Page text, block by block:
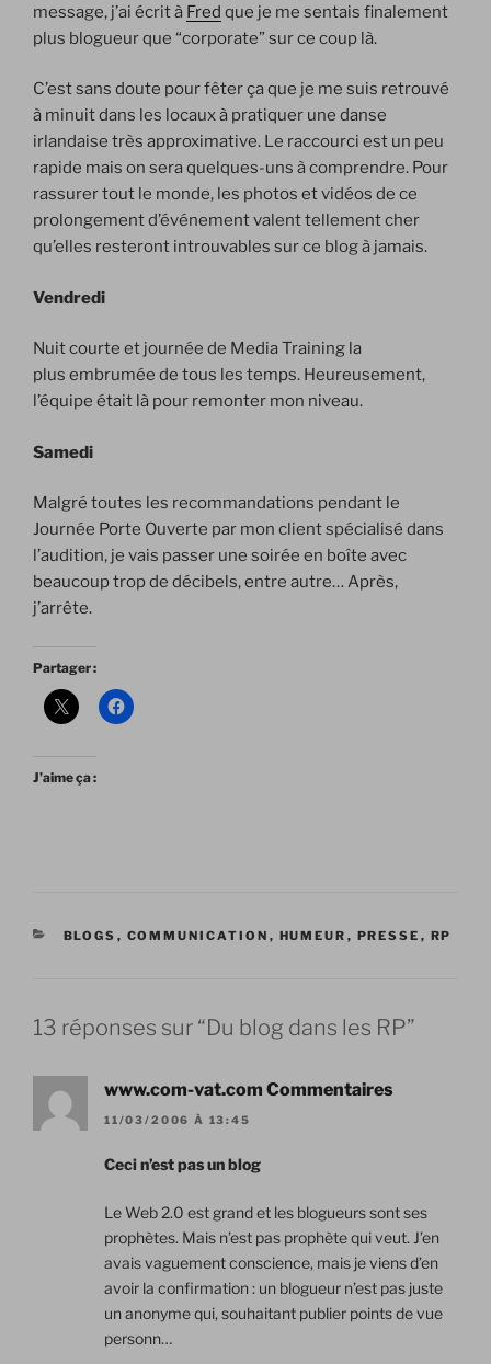
message, j’ai écrit à Fred que je me sentais finalement
plus blogueur que “corporate” sur ce coup là.
C’est sans doute pour fêter ça que je me suis retrouvé
à minuit dans les locaux à pratiquer une danse
irlandaise très approximative. Le raccourci est un peu
rapide mais on sera quelques-uns à comprendre. Pour
rassurer tout le monde, les photos et vidéos de ce
prolongement d’événement valent tellement cher
qu’elles resteront introuvables sur ce blog à jamais.
Vendredi
Nuit courte et journée de Media Training la
plus embrumée de tous les temps. Heureusement,
l’équipe était là pour remonter mon niveau.
Samedi
Malgré toutes les recommandations pendant le
Journée Porte Ouverte par mon client spécialisé dans
l’audition, je vais passer une soirée en boîte avec
beaucoup trop de décibels, entre autre… Après,
j’arrête.
Partager :
J’aime ça :
CATÉGORIES
BLOGS , COMMUNICATION , HUMEUR , PRESSE , RP
13 réponses sur “Du blog dans les RP”
www.com-vat.com Commentaires
11/03/2006 À 13:45
Ceci n’est pas un blog
Le Web 2.0 est grand et les blogueurs sont ses
prophètes. Mais n’est pas prophète qui veut. J’en
avais vaguement conscience, mais je viens d’en
avoir la confirmation : un blogueur n’est pas juste
un anonyme qui, souhaitant publier points de vue
personn…